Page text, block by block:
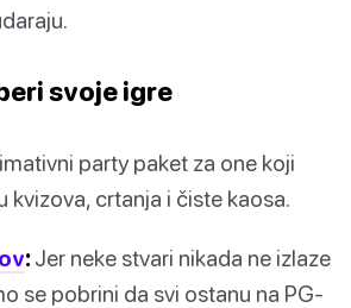
svoje igre
party paket za one koji
kvizova, crtanja i čiste kaosa.
: Jer neke stvari nikada ne izlaze
se pobrini da svi ostanu na PG-